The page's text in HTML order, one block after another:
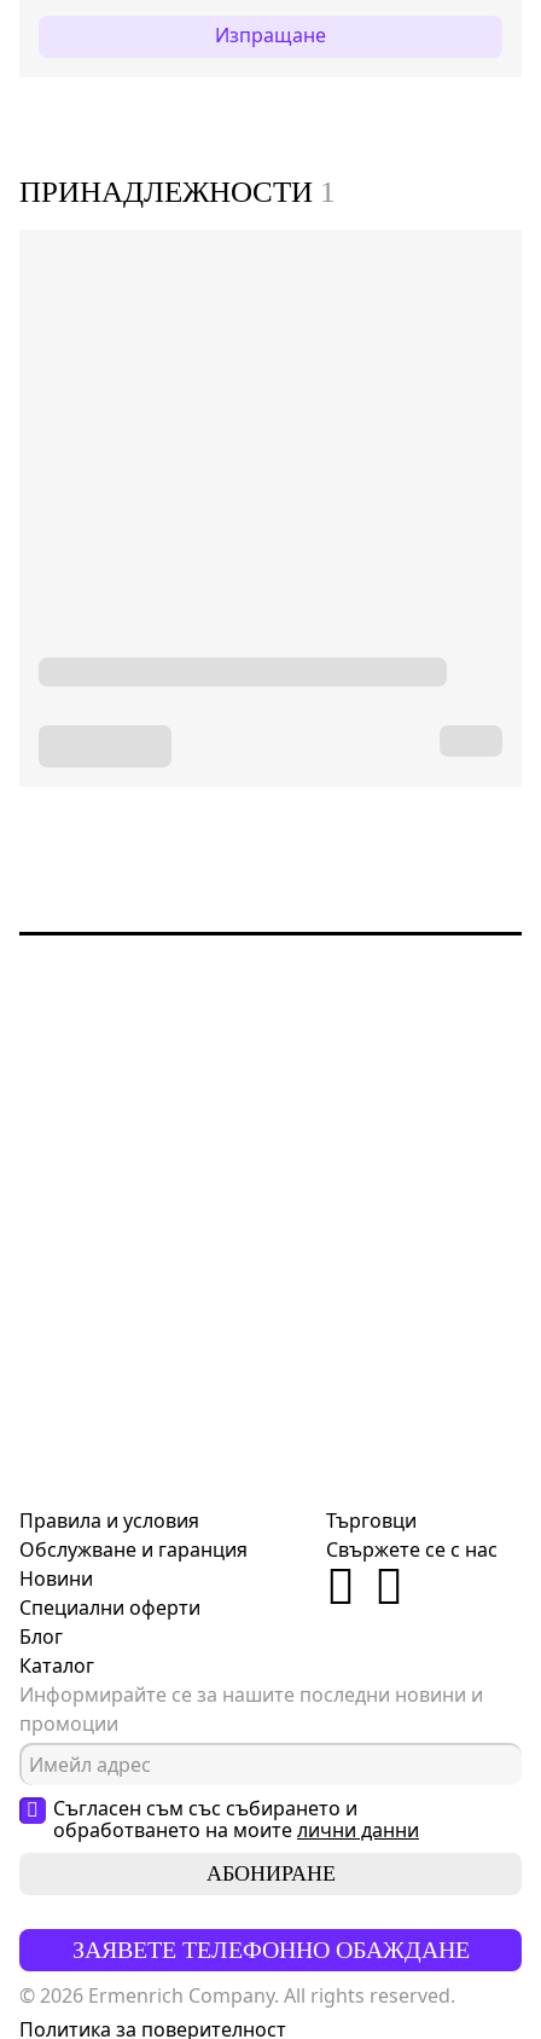
Изпращане
ПРИНАДЛЕЖНОСТИ 1
Правила и условия
Обслужване и гаранция
Новини
Специални оферти
Блог
Каталог
Търговци
Свържете се с нас
Информирайте се за нашите последни новини и
промоции
Съгласен съм със събирането и
обработването на моителични данни
АБОНИРАНЕ
ЗАЯВЕТЕ ТЕЛЕФОННО ОБАЖДАНЕ
© 2026 Ermenrich Company. All rights reserved.
Политика за поверителност